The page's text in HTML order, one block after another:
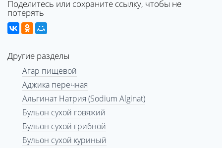
Поделитесь или сохраните ссылку, чтобы не
потерять
Другие разделы
Агар пищевой
Аджика перечная
Альгинат Натрия (Sodium Alginat)
Бульон сухой говяжий
Бульон сухой грибной
Бульон сухой куриный